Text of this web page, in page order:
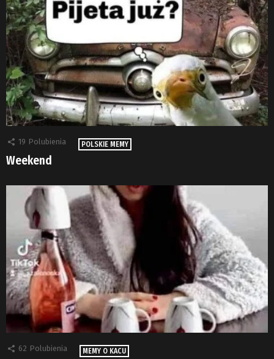
19 Polubienia POLSKIE MEMY
Weekend
62 Polubienia MEMY O KACU